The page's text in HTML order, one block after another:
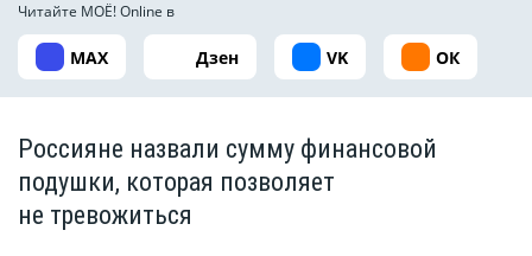
Читайте МОЁ! Online в
MAX Дзен VK ОК
Россияне назвали сумму финансовой
подушки, которая позволяет
не тревожиться